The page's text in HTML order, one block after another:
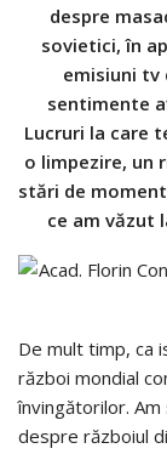
despre
sovietici, în
emisiuni tv
sentimente
Lucruri la care
o limpezire, un
stări de
ce am văzut
De mult timp, ca
război mondial
învingătorilor.
despre războiul